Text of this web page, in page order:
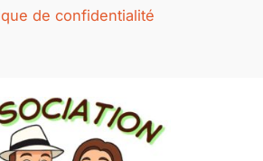
de confidentialité